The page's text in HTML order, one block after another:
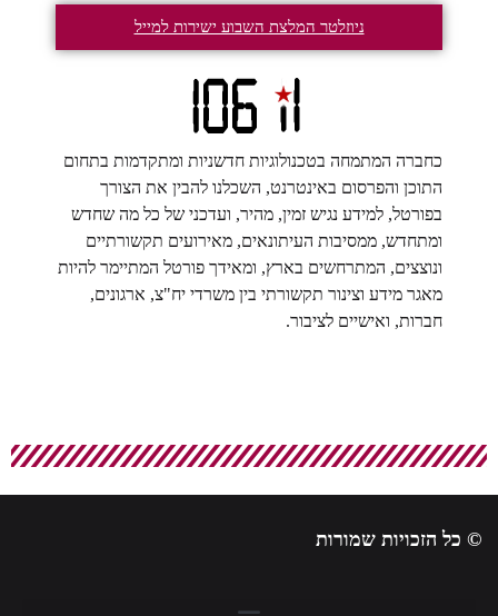
ניוזלטר המלצת השבוע ישירות למייל
כחברה המתמחה בטכנולוגיות חדשניות ומתקדמות בתחום
התוכן והפרסום באינטרנט, השכלנו להבין את הצורך
בפורטל, למידע נגיש זמין, מהיר, ועדכני של כל מה שחדש
ומתחדש, ממסיבות העיתונאים, מאירועים תקשורתיים
ונוצצים, המתרחשים בארץ, ומאידך פורטל המתיימר להיות
מאגר מידע וצינור תקשורתי בין משרדי יח"צ, ארגונים,
חברות, ואישיים לציבור.
כל הזכויות שמורות